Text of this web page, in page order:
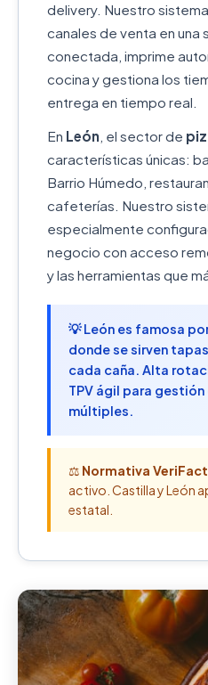
delivery. Nuestro
canales de venta en una
conectada, imprime
cocina y gestiona los
entrega en tiempo real.
En León , el sector de
características únicas:
Barrio Húmedo,
cafeterías. Nuestro
especialmente
negocio con acceso
y las herramientas que
💡 León es famosa
donde se sirven
cada caña. Alta
TPV ágil para
múltiples.
⚖️ Normativa
activo. Castilla y León
estatal.